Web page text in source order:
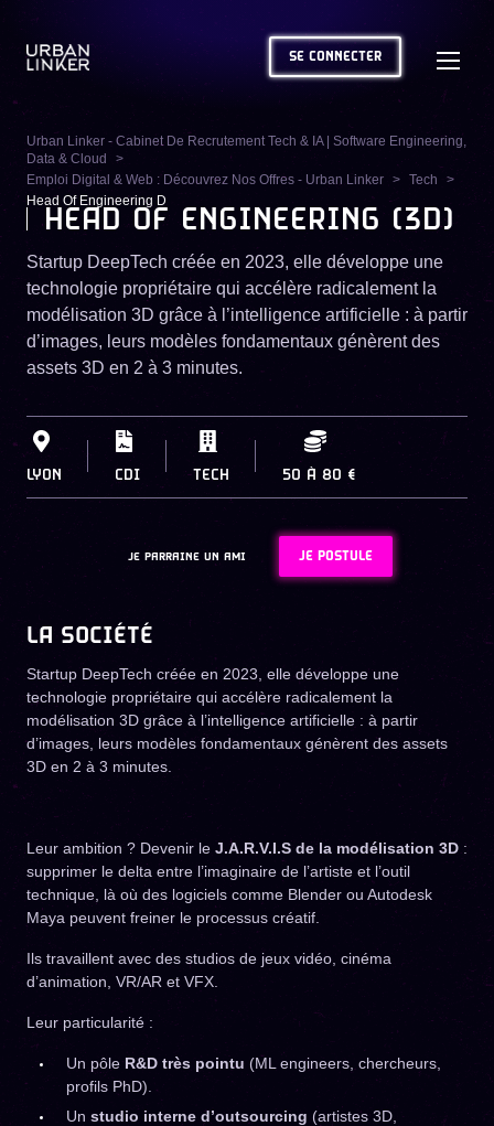
SE CONNECTER
Urban Linker - Cabinet De Recrutement Tech & IA | Software Engineering,
Data & Cloud
Emploi Digital & Web : Découvrez Nos Offres - Urban Linker
Tech
Head Of Engineering D
HEAD OF ENGINEERING (3D)
Startup DeepTech créée en 2023, elle développe une
technologie propriétaire qui accélère radicalement la
modélisation 3D grâce à l’intelligence artificielle : à partir
d’images, leurs modèles fondamentaux génèrent des
assets 3D en 2 à 3 minutes.
LYON CDI TECH 50 À 80 €
JE PARRAINE UN AMI JE POSTULE
LA SOCIÉTÉ
Startup DeepTech créée en 2023, elle développe une
technologie propriétaire qui accélère radicalement la
modélisation 3D grâce à l’intelligence artificielle : à partir
d’images, leurs modèles fondamentaux génèrent des assets
3D en 2 à 3 minutes.
Leur ambition ? Devenir le J.A.R.V.I.S de la modélisation 3D :
supprimer le delta entre l’imaginaire de l’artiste et l’outil
technique, là où des logiciels comme Blender ou Autodesk
Maya peuvent freiner le processus créatif.
Ils travaillent avec des studios de jeux vidéo, cinéma
d’animation, VR/AR et VFX.
Leur particularité :
Un pôle R&D très pointu (ML engineers, chercheurs,
profils PhD).
Un studio interne d’outsourcing (artistes 3D,